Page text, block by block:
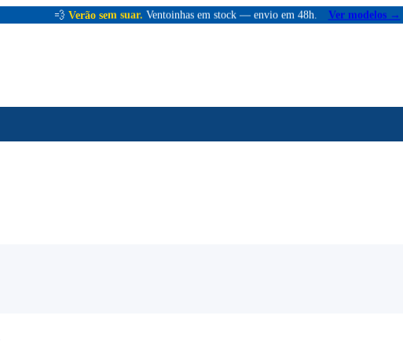
💨 Verão sem suar. Ventoinhas em stock — envio em 48h. Ver modelos →